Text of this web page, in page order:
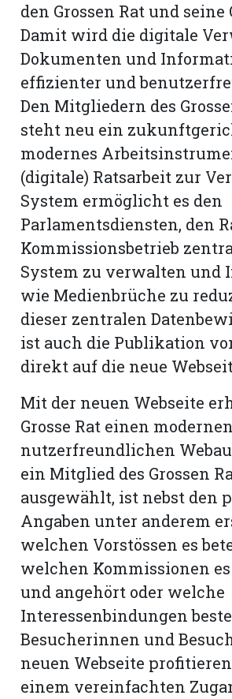
den Grossen Rat und seine
Damit wird die digitale
Dokumenten und
effizienter und
Den Mitgliedern des
steht neu ein
modernes
(digitale) Ratsarbeit zur
System ermöglicht es den
Parlamentsdiensten, den
Kommissionsbetrieb
System zu verwalten und
wie Medienbrüche zu
dieser zentralen
ist auch die Publikation
direkt auf die neue
Mit der neuen Webseite
Grosse Rat einen
nutzerfreundlichen
ein Mitglied des Grossen
ausgewählt, ist nebst den
Angaben unter anderem
welchen Vorstössen es
welchen Kommissionen
und angehört oder welche
Interessenbindungen
Besucherinnen und
neuen Webseite
einem vereinfachten